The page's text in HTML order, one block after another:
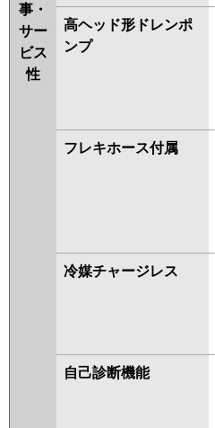
事・
サー
ビス
性
高ヘッド形ドレンポ
ンプ
フレキホース付属
冷媒チャージレス
自己診断機能